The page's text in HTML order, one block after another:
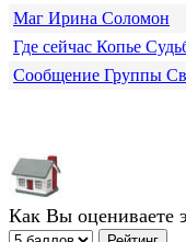
Маг Ирина Соломон
Где сейчас Копье
Сообщение Группы
Как Вы оцениваете